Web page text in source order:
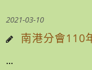
2021-03-10
南港分會110
...